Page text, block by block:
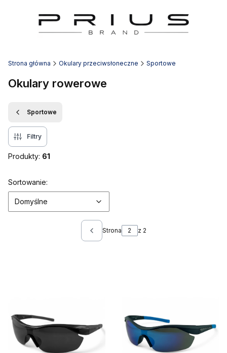
Strona główna Okulary przeciwsłoneczne Sportowe
Okulary rowerowe
Sportowe
Filtry
Produkty: 61
Lista produktów
Sortowanie:
Domyślne
Poprzednie produkty
Strona z 2